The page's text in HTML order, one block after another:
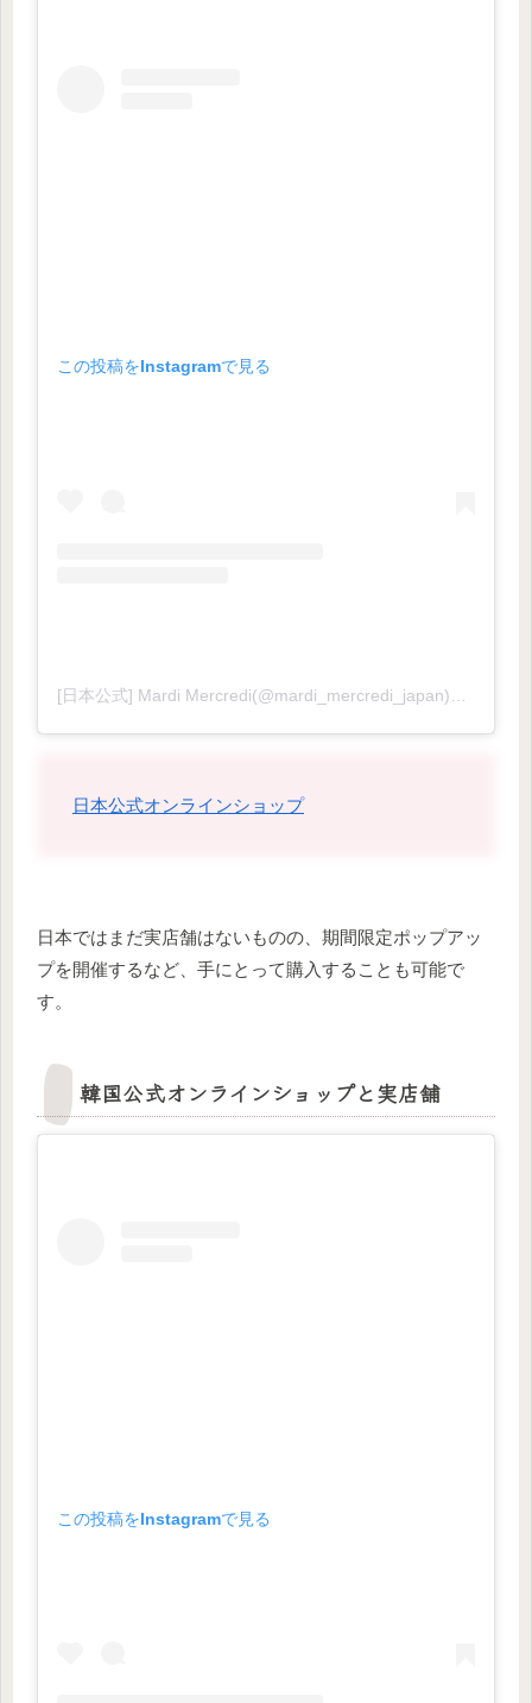
この投稿をInstagramで見る
日本公式オンラインショップ
日本ではまだ実店舗はないものの、期間限定ポップアッ
プを開催するなど、手にとって購入することも可能で
す。
韓国公式オンラインショップと実店舗
この投稿をInstagramで見る